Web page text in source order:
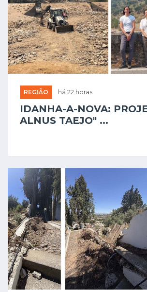
REGIÃO há 22 horas
IDANHA-A-NOVA:
ALNUS TAEJO" ...